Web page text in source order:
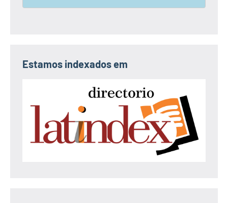
Estamos indexados em